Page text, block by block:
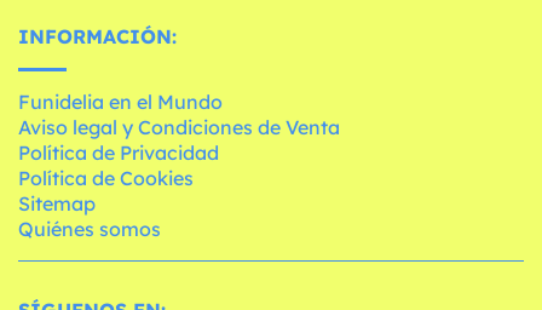
INFORMACIÓN:
Funidelia en el Mundo
Aviso legal y Condiciones de Venta
Política de Privacidad
Política de Cookies
Sitemap
Quiénes somos